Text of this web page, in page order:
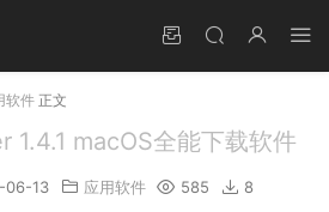
软件 正文
1.4.1 macOS全能下载软件
06-13 应用软件 585
8